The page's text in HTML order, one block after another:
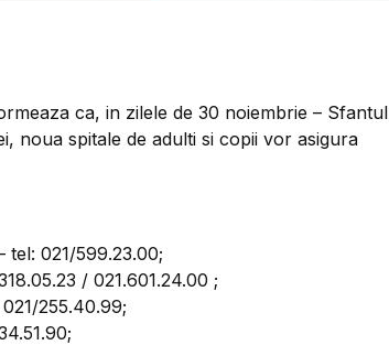
ca, in zilele de 30 noiembrie – Sfantul
noua spitale de adulti si copii vor asigura
tel: 021/599.23.00;
/ 021.601.24.00 ;
255.40.99;